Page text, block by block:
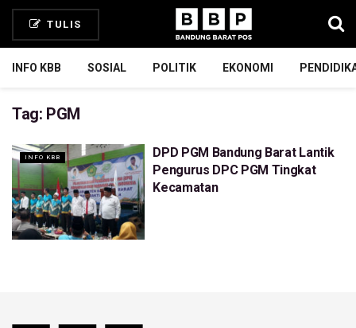
TULIS
INFO KBB SOSIAL POLITIK EKONOMI
Tag: PGM
INFO KBB
DPD PGM Bandung Barat Lantik
Pengurus DPC PGM Tingkat
Kecamatan